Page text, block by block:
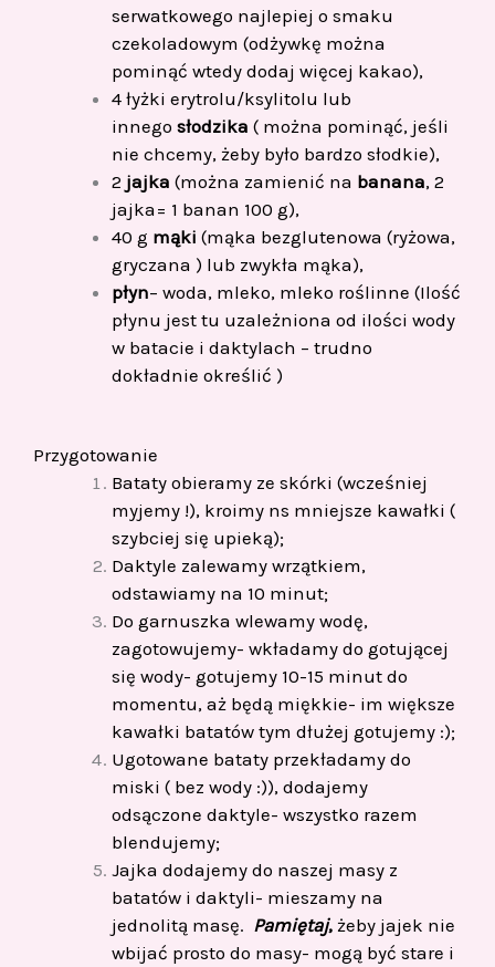
serwatkowego najlepiej o smaku
czekoladowym (odżywkę można
pominąć wtedy dodaj więcej kakao),
4 łyżki erytrolu/ksylitolu lub
innego słodzika ( można pominąć, jeśli
nie chcemy, żeby było bardzo słodkie),
2 jajka (można zamienić na banana, 2
jajka= 1 banan 100 g),
40 g mąki (mąka bezglutenowa (ryżowa,
gryczana ) lub zwykła mąka),
płyn– woda, mleko, mleko roślinne (Ilość
płynu jest tu uzależniona od ilości wody
w batacie i daktylach – trudno
dokładnie określić )
Przygotowanie
Bataty obieramy ze skórki (wcześniej
myjemy !), kroimy ns mniejsze kawałki (
szybciej się upieką);
Daktyle zalewamy wrzątkiem,
odstawiamy na 10 minut;
Do garnuszka wlewamy wodę,
zagotowujemy- wkładamy do gotującej
się wody- gotujemy 10-15 minut do
momentu, aż będą miękkie- im większe
kawałki batatów tym dłużej gotujemy :);
Ugotowane bataty przekładamy do
miski ( bez wody :)), dodajemy
odsączone daktyle- wszystko razem
blendujemy;
Jajka dodajemy do naszej masy z
batatów i daktyli- mieszamy na
jednolitą masę. Pamiętaj, żeby jajek nie
wbijać prosto do masy- mogą być stare i